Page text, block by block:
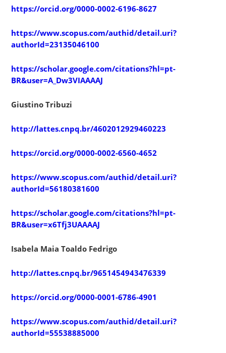
https://orcid.org/0000-0002-6196-8627
https://www.scopus.com/authid/detail.uri?
authorId=23135046100
https://scholar.google.com/citations?hl=pt-
BR&user=A_Dw3VIAAAAJ
Giustino Tribuzi
http://lattes.cnpq.br/4602012929460223
https://orcid.org/0000-0002-6560-4652
https://www.scopus.com/authid/detail.uri?
authorId=56180381600
https://scholar.google.com/citations?hl=pt-
BR&user=x6Tfj3UAAAAJ
Isabela Maia Toaldo Fedrigo
http://lattes.cnpq.br/9651454943476339
https://orcid.org/0000-0001-6786-4901
https://www.scopus.com/authid/detail.uri?
authorId=55538885000